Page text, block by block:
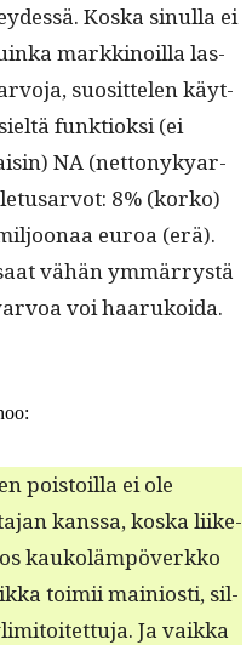
Kos­ka sin­ul­la ei
markki­noil­la las­
suosit­te­len käyt­
funk­tiok­si (ei
NA (net­tonyk­yar­
8% (korko)
euroa (erä).
vähän ymmär­rystä
voi haarukoida.
pois­toil­la ei ole
kanssa, kos­ka liike­
kaukoläm­pöverkko
toimii main­iosti, sil­
Ja vaik­ka